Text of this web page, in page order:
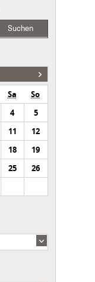
Suchen
Sa
So
4
5
11
12
18
19
25
26